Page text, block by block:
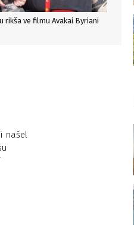
rikša ve filmu Avakai Byriani
našel